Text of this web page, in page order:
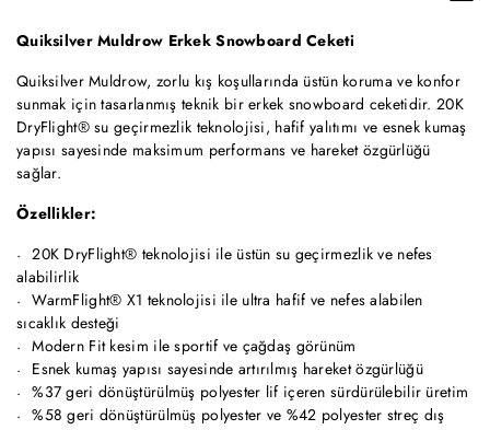
Quiksilver Muldrow Erkek Snowboard Ceketi
Quiksilver Muldrow, zorlu kış koşullarında üstün koruma ve konfor
sunmak için tasarlanmış teknik bir erkek snowboard ceketidir. 20K
DryFlight® su geçirmezlik teknolojisi, hafif yalıtımı ve esnek kumaş
yapısı sayesinde maksimum performans ve hareket özgürlüğü
sağlar.
Özellikler:
20K DryFlight® teknolojisi ile üstün su geçirmezlik ve nefes
alabilirlik
WarmFlight® X1 teknolojisi ile ultra hafif ve nefes alabilen
sıcaklık desteği
Modern Fit kesim ile sportif ve çağdaş görünüm
Esnek kumaş yapısı sayesinde artırılmış hareket özgürlüğü
%37 geri dönüştürülmüş polyester lif içeren sürdürülebilir üretim
%58 geri dönüştürülmüş polyester ve %42 polyester streç dış